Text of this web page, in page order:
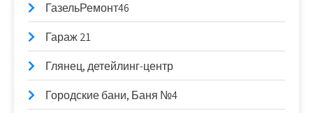
ГазельРемонт46
Гараж 21
Глянец, детейлинг-центр
Городские бани, Баня №4